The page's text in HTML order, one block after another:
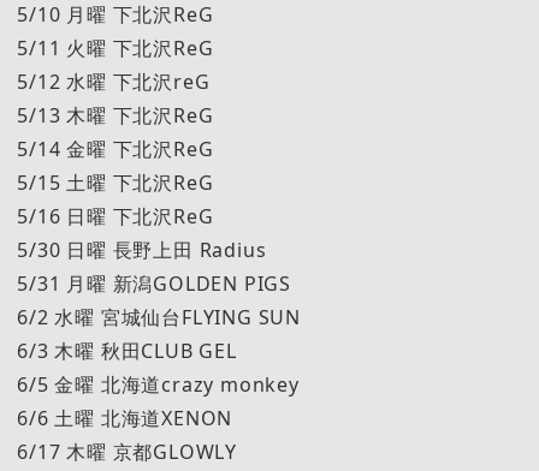
5/10 月曜 下北沢ReG
5/11 火曜 下北沢ReG
5/12 水曜 下北沢reG
5/13 木曜 下北沢ReG
5/14 金曜 下北沢ReG
5/15 土曜 下北沢ReG
5/16 日曜 下北沢ReG
5/30 日曜 長野上田 Radius
5/31 月曜 新潟GOLDEN PIGS
6/2 水曜 宮城仙台FLYING SUN
6/3 木曜 秋田CLUB GEL
6/5 金曜 北海道crazy monkey
6/6 土曜 北海道XENON
6/17 木曜 京都GLOWLY